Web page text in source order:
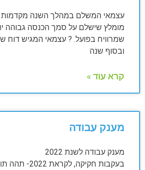
עצמאי המשלם במהלך השנה מקדמות
מומלץ שישלם על סמך הכנסה גבוהה
שמרוויח בפועל. ? עצמאי המגיש דוח
ובסוף שנה
קרא עוד »
מענק עבודה
מענק עבודה לשנת 2022